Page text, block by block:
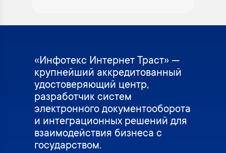
«Инфотекс Интернет Траст» —
крупнейший аккредитованный
удостоверяющий центр,
разработчик систем
электронного документооборота
и интеграционных решений для
взаимодействия бизнеса с
государством.